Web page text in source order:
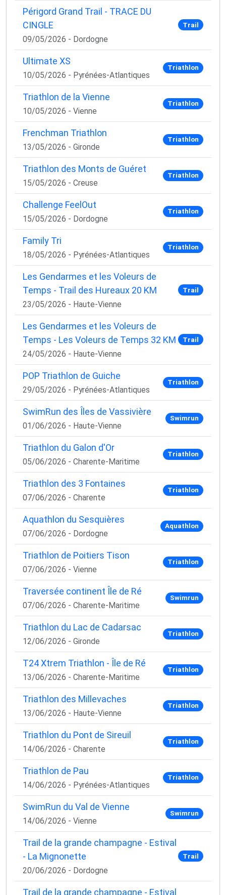
Périgord Grand Trail - TRACE DU
CINGLE
09/05/2026 - Dordogne
Trail
Ultimate XS
10/05/2026 - Pyrénées-Atlantiques
Triathlon
Triathlon de la Vienne
10/05/2026 - Vienne
Triathlon
Frenchman Triathlon
13/05/2026 - Gironde
Triathlon
Triathlon des Monts de Guéret
15/05/2026 - Creuse
Triathlon
Challenge FeelOut
15/05/2026 - Dordogne
Triathlon
Family Tri
18/05/2026 - Pyrénées-Atlantiques
Triathlon
Les Gendarmes et les Voleurs de
Temps - Trail des Hureaux 20 KM
23/05/2026 - Haute-Vienne
Trail
Les Gendarmes et les Voleurs de
Temps - Les Voleurs de Temps 32 KM
24/05/2026 - Haute-Vienne
Trail
POP Triathlon de Guiche
29/05/2026 - Pyrénées-Atlantiques
Triathlon
SwimRun des Îles de Vassivière
01/06/2026 - Haute-Vienne
Swimrun
Triathlon du Galon d'Or
05/06/2026 - Charente-Maritime
Triathlon
Triathlon des 3 Fontaines
07/06/2026 - Charente
Triathlon
Aquathlon du Sesquières
07/06/2026 - Dordogne
Aquathlon
Triathlon de Poitiers Tison
07/06/2026 - Vienne
Triathlon
Traversée continent Île de Ré
07/06/2026 - Charente-Maritime
Swimrun
Triathlon du Lac de Cadarsac
12/06/2026 - Gironde
Triathlon
T24 Xtrem Triathlon - Île de Ré
13/06/2026 - Charente-Maritime
Triathlon
Triathlon des Millevaches
13/06/2026 - Haute-Vienne
Triathlon
Triathlon du Pont de Sireuil
14/06/2026 - Charente
Triathlon
Triathlon de Pau
14/06/2026 - Pyrénées-Atlantiques
Triathlon
SwimRun du Val de Vienne
14/06/2026 - Vienne
Swimrun
Trail de la grande champagne - Estival
- La Mignonette
20/06/2026 - Dordogne
Trail
Trail de la grande champagne - Estival